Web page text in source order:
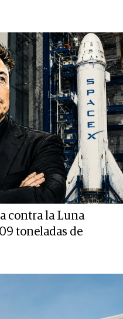
contra la Luna
toneladas de